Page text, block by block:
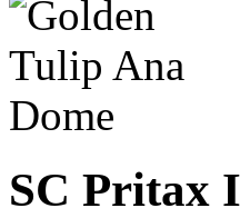
SC Pritax